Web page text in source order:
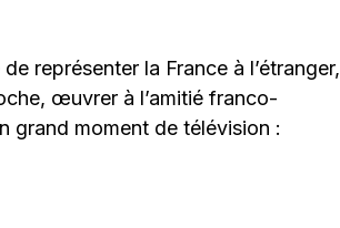
représenter la France à l’étranger,
œuvrer à l’amitié franco-
grand moment de télévision :